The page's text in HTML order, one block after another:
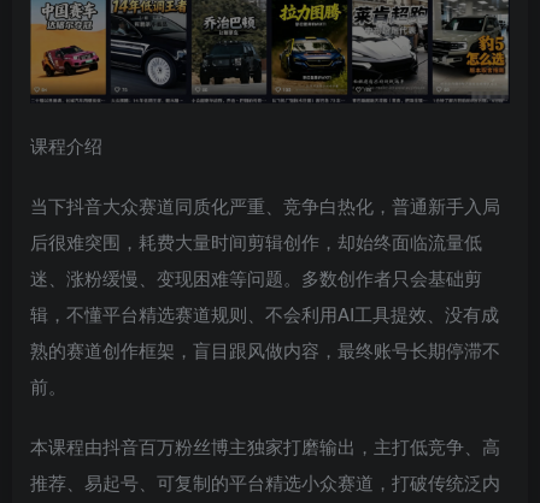
课程介绍
当下抖音大众赛道同质化严重、竞争白热化，普通新手入局
后很难突围，耗费大量时间剪辑创作，却始终面临流量低
迷、涨粉缓慢、变现困难等问题。多数创作者只会基础剪
辑，不懂平台精选赛道规则、不会利用AI工具提效、没有成
熟的赛道创作框架，盲目跟风做内容，最终账号长期停滞不
前。
本课程由抖音百万粉丝博主独家打磨输出，主打低竞争、高
推荐、易起号、可复制的平台精选小众赛道，打破传统泛内